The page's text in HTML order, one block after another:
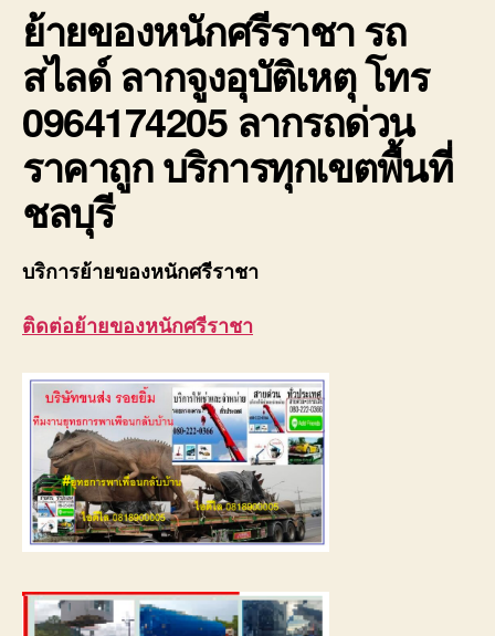
ย้ายของหนักศรีราชารถ
สไลด์ ลากจูงอุบัติเหตุ โทร
0964174205 ลากรถด่วน
ราคาถูก บริการทุกเขตพื้นที่
ชลบุรี
บริการย้ายของหนักศรีราชา
ติดต่อย้ายของหนักศรีราชา